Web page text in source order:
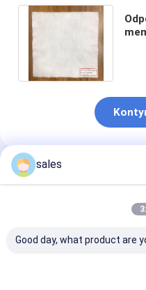
Polecane Produkty
sales
Good day, what product are